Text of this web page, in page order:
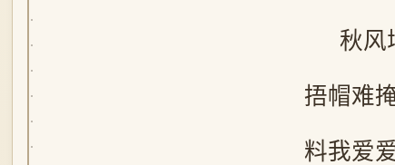
秋风
捂帽难
料我爱